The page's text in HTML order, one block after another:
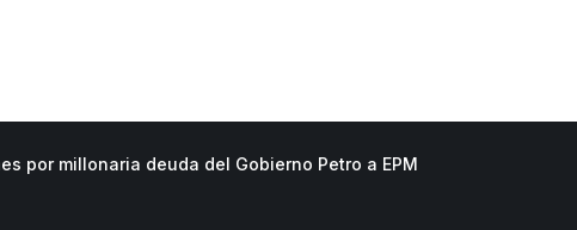
por millonaria deuda del Gobierno Petro a EPM